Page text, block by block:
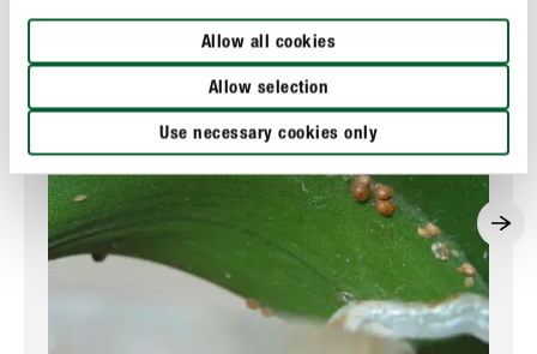
Allow all cookies
Allow selection
Use necessary cookies only